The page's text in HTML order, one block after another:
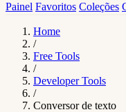
Painel Favoritos Coleções
Home
/
Free Tools
/
Developer Tools
/
Conversor de texto